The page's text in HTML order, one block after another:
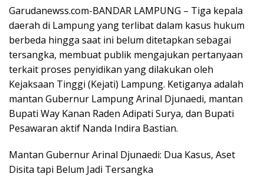
Garudanewss.com-BANDAR LAMPUNG – Tiga kepala
daerah di Lampung yang terlibat dalam kasus hukum
berbeda hingga saat ini belum ditetapkan sebagai
tersangka, membuat publik mengajukan pertanyaan
terkait proses penyidikan yang dilakukan oleh
Kejaksaan Tinggi (Kejati) Lampung. Ketiganya adalah
mantan Gubernur Lampung Arinal Djunaedi, mantan
Bupati Way Kanan Raden Adipati Surya, dan Bupati
Pesawaran aktif Nanda Indira Bastian.
Mantan Gubernur Arinal Djunaedi: Dua Kasus, Aset
Disita tapi Belum Jadi Tersangka